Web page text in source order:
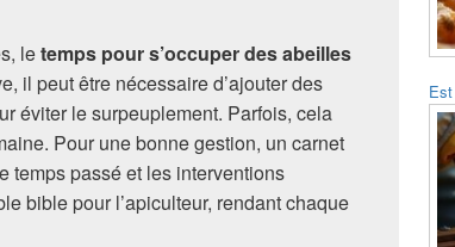
letemps pour s’occuper des abeilles
il peut être nécessaire d’ajouter des
éviter le surpeuplement. Parfois, cela
Pour une bonne gestion, un carnet
temps passé et les interventions
bible pour l’apiculteur, rendant chaque